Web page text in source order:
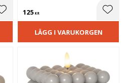
Lägg till i favoriter
belysningen i hemmets alla
125 KR
LÄGG I VARUKORGEN